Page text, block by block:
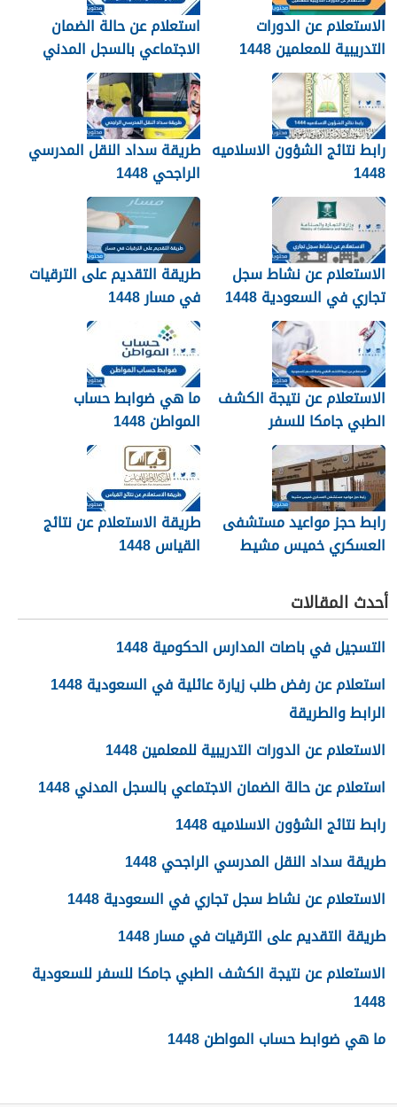
الاستعلام عن الدورات
التدريبية للمعلمين 1448
استعلام عن حالة الضمان
الاجتماعي بالسجل المدني
1448
رابط نتائج الشؤون الاسلاميه
1448
طريقة سداد النقل المدرسي
الراجحي 1448
الاستعلام عن نشاط سجل
تجاري في السعودية 1448
طريقة التقديم على الترقيات
في مسار 1448
الاستعلام عن نتيجة الكشف
الطبي جامكا للسفر
للسعودية 1448
ما هي ضوابط حساب
المواطن 1448
رابط حجز مواعيد مستشفى
العسكري خميس مشيط
طريقة الاستعلام عن نتائج
القياس 1448
أحدث المقالات
التسجيل في باصات المدارس الحكومية 1448
استعلام عن رفض طلب زيارة عائلية في السعودية 1448
الرابط والطريقة
الاستعلام عن الدورات التدريبية للمعلمين 1448
استعلام عن حالة الضمان الاجتماعي بالسجل المدني 1448
رابط نتائج الشؤون الاسلاميه 1448
طريقة سداد النقل المدرسي الراجحي 1448
الاستعلام عن نشاط سجل تجاري في السعودية 1448
طريقة التقديم على الترقيات في مسار 1448
الاستعلام عن نتيجة الكشف الطبي جامكا للسفر للسعودية
1448
ما هي ضوابط حساب المواطن 1448